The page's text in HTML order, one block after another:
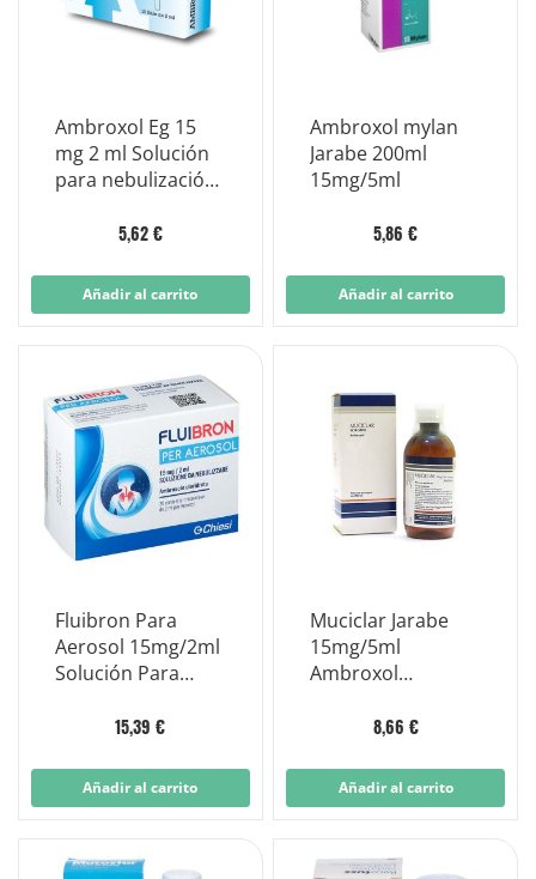
Ambroxol Eg 15
mg 2 ml Solución
para nebulización
5,62 €
Añadir al carrito
Ambroxol mylan
Jarabe 200ml
15mg/5ml
5,86 €
Añadir al carrito
Fluibron Para
Aerosol 15mg/2ml
Solución Para
Viales Monodosis
15,39 €
Añadir al carrito
Muciclar Jarabe
15mg/5ml
Ambroxol
8,66 €
Añadir al carrito